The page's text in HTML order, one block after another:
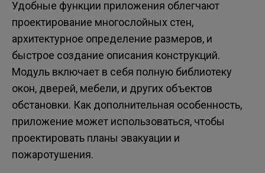
Удобные функции приложения облегчают
проектирование многослойных стен,
архитектурное определение размеров, и
быстрое создание описания конструкций.
Модуль включает в себя полную библиотеку
окон, дверей, мебели, и других объектов
обстановки. Как дополнительная особенность,
приложение может использоваться, чтобы
проектировать планы эвакуации и
пожаротушения.